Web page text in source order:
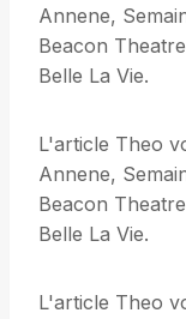
Annene,
Beacon
Belle La Vie.
L'article Theo
Annene,
Beacon
Belle La Vie.
L'article Theo